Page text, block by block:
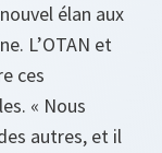
élan aux
L’OTAN et
ces
« Nous
autres, et il